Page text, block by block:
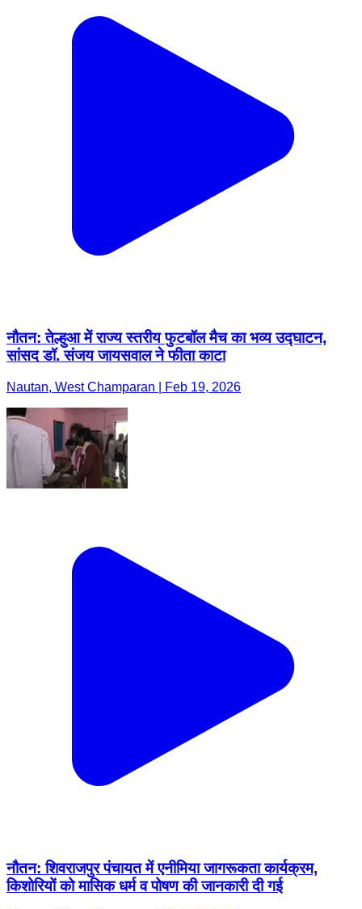
नौतन: तेल्हुआ में राज्य स्तरीय फुटबॉल मैच का भव्य उद्घाटन,
सांसद डॉ. संजय जायसवाल ने फीता काटा
Nautan, West Champaran | Feb 19, 2026
नौतन: शिवराजपुर पंचायत में एनीमिया जागरूकता कार्यक्रम,
किशोरियों को मासिक धर्म व पोषण की जानकारी दी गई